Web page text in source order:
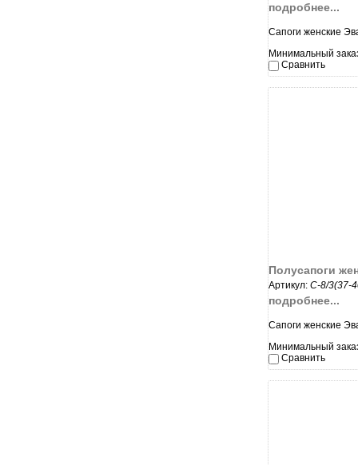
подробнее...
Сапоги женские
Минимальный
Сравнить
Полусапоги
Артикул: С-8/3(37-
подробнее...
Сапоги женские
Минимальный
Сравнить